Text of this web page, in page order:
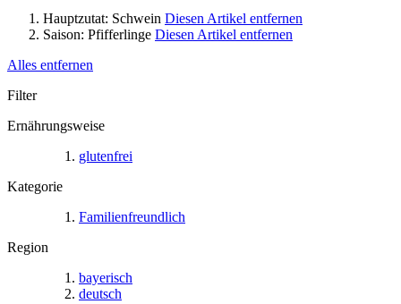
Hauptzutat: Schwein Diesen Artikel entfernen
Saison: Pfifferlinge Diesen Artikel entfernen
Alles entfernen
Filter
Ernährungsweise
glutenfrei
Kategorie
Familienfreundlich
Region
bayerisch
deutsch